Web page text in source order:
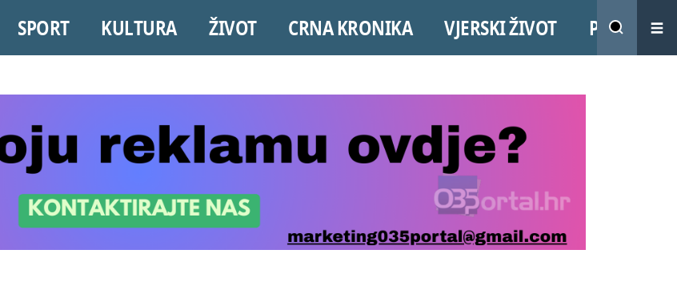
SPORT KULTURA ŽIVOT CRNA KRONIKA VJERSKI ŽIVOT PROMO